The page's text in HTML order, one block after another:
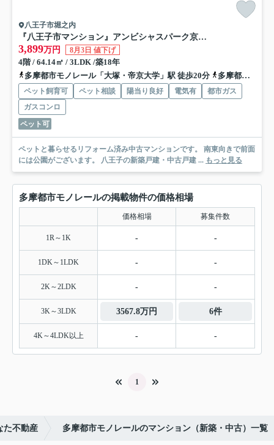
八王子市堀之内
『八王子市マンション』アンビシャスパーク京王堀之内【仲介手数料無料】 八王子市堀之内2-16-4
3,899万円 8月3日 値下げ
4階 / 64.14㎡ / 3LDK /築18年
多摩都市モノレール「大塚・帝京大学」駅 徒歩20分
多摩都市モノレール「中央大学・明星大学」駅 徒歩25分
ペット飼育可 ペット相談 陽当り良好 電気有
都市ガス
ガスコンロ
ペット可
ペットと暮らせるリフォーム済み中古マンションです。 南東向きで前面
には公園がございます。 八王子の新築戸建・中古戸建 ... もっと見る
多摩都市モノレールの掲載物件の価格相場
価格相場 募集件数
1R～1K - -
1DK～1LDK - -
2K～2LDK - -
3K～3LDK 3567.8万円 6件
4K～4LDK以上 - -
1
た不動産 多摩都市モノレールのマンション（新築・中古）一覧